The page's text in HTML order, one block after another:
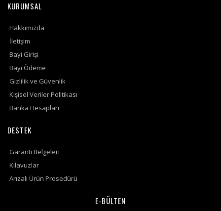
KURUMSAL
Hakkımızda
İletişim
Bayi Girişi
Bayi Ödeme
Gizlilik ve Güvenlik
Kişisel Veriler Politikası
Banka Hesapları
DESTEK
Garanti Belgeleri
Kılavuzlar
Arızalı Ürün Prosedürü
E-BÜLTEN